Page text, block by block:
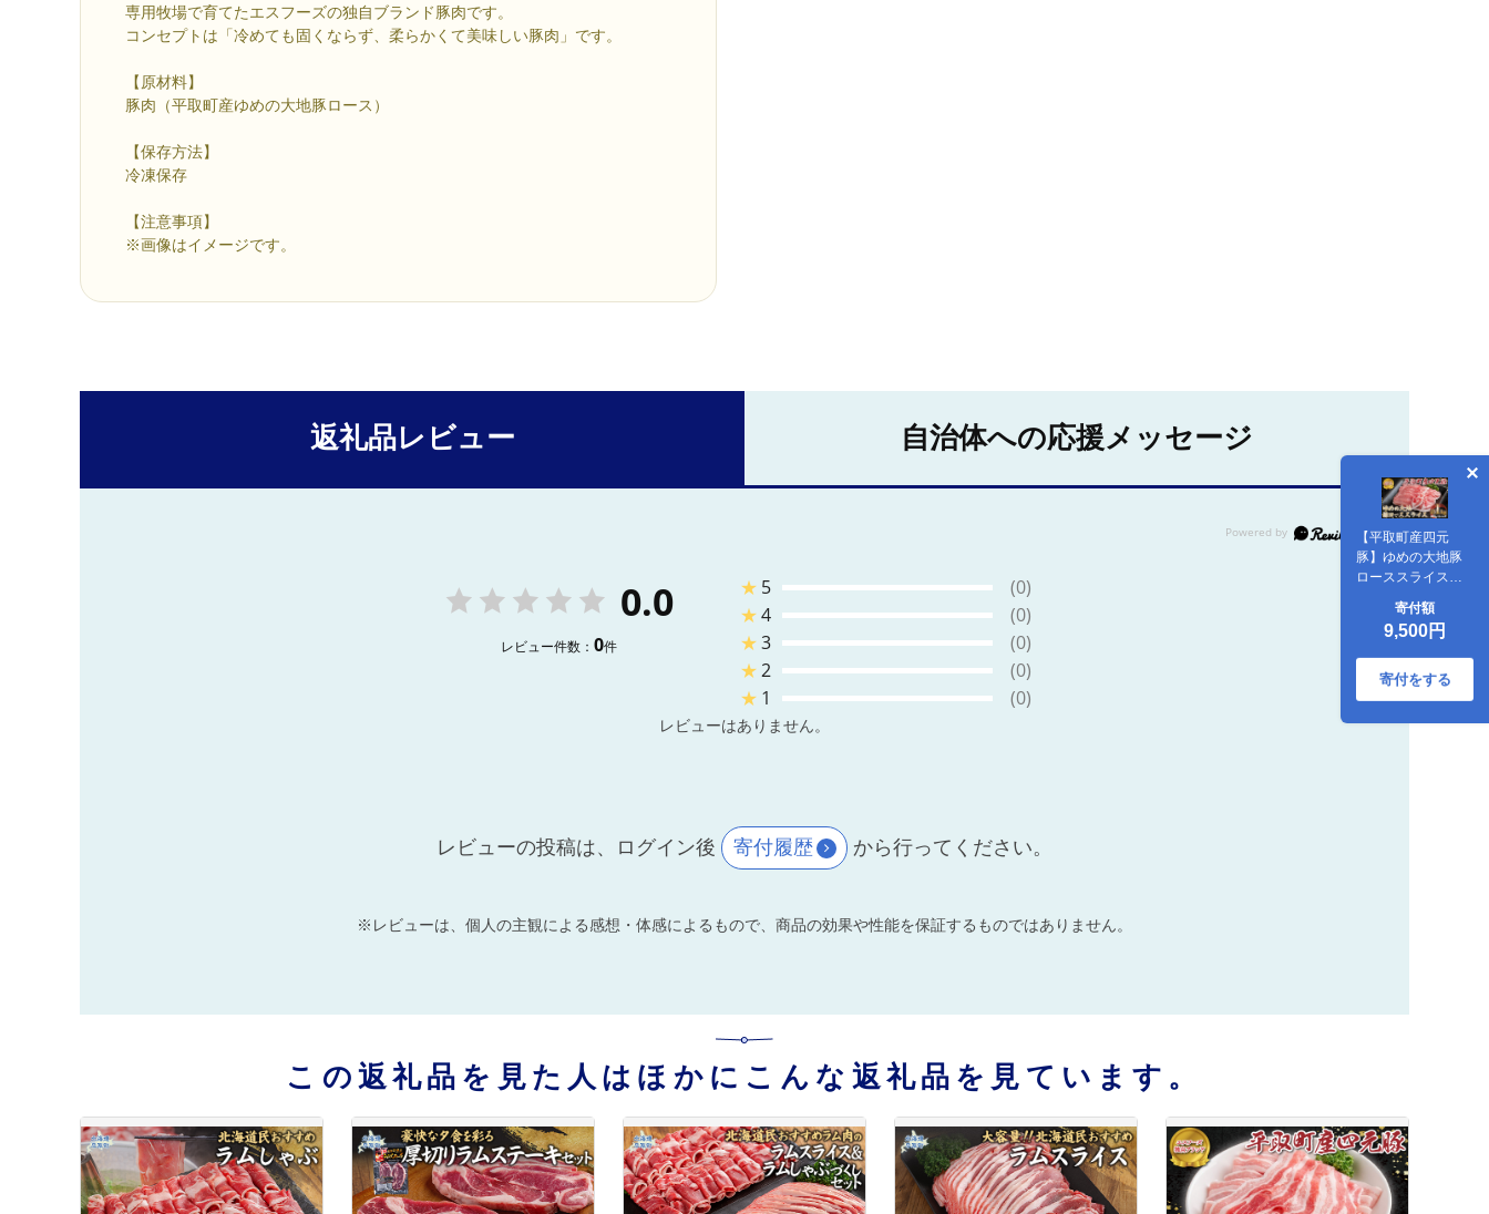
専用牧場で育てたエスフーズの独自ブランド豚肉です。
コンセプトは「冷めても固くならず、柔らかくて美味しい豚肉」です。
【原材料】
豚肉（平取町産ゆめの大地豚ロース）
【保存方法】
冷凍保存
【注意事項】
※画像はイメージです。
【平取町産四元
豚】ゆめの大地豚
ローススライス
200g×5パック計1
ｋｇ BRTD007
寄付額
9,500円
寄付をする
返礼品レビュー 自治体への応援メッセージ
0.0
レビュー件数： 0件
★ 5
(0)
★4
(0)
★3
(0)
★2
(0)
★ 1 (0)
レビューはありません。
レビューの投稿は、ログイン後 寄付履歴 から行ってください。
※レビューは、個人の主観による感想・体感によるもので、商品の効果や性能を保証するものではありません。
この返礼品を見た人はほかにこんな返礼品を見ています。